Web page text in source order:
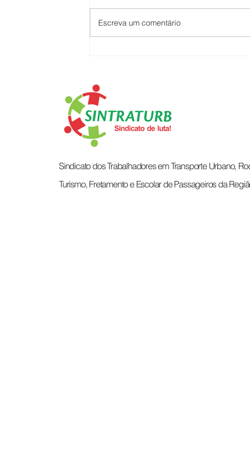
Escreva um comentário
Sindicato dos Trabalhadores em Transporte Urbano,
Turismo, Fretamento e Escolar de Passageiros da